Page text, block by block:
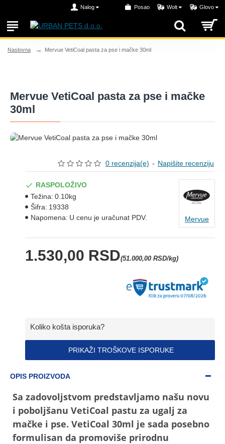
Nalog Posao Wolt Glovo
Naslovna Mervue VetiCoal pasta za pse i mačke 30ml
Mervue VetiCoal pasta za pse i mačke
30ml
0 recenzija(e) - Napišite recenziju
1.530,00 RSD(51.000,00 RSD/kg)
RASPOLOŽIVO
Težina: 0.10kg
Šifra: 19338
Napomena: U cenu je uračunat PDV. Mervue
Koliko košta isporuka?
PRIKAŽI TROŠKOVE ISPORUKE
OPIS PROIZVODA
Sa zadovoljstvom predstavljamo našu novu
i poboljšanu VetiCoal pastu za ugalj za
mačke i pse. VetiCoal 30ml je sada posebno
formulisan da promoviše prirodnu